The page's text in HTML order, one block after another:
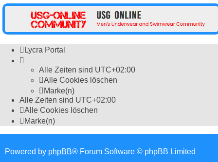
Lycra Portal
Alle Zeiten sind UTC+02:00
Alle Cookies löschen
Marke(n)
Alle Zeiten sind UTC+02:00
Alle Cookies löschen
Marke(n)
Powered by phpBB® Forum Software © phpBB Limited